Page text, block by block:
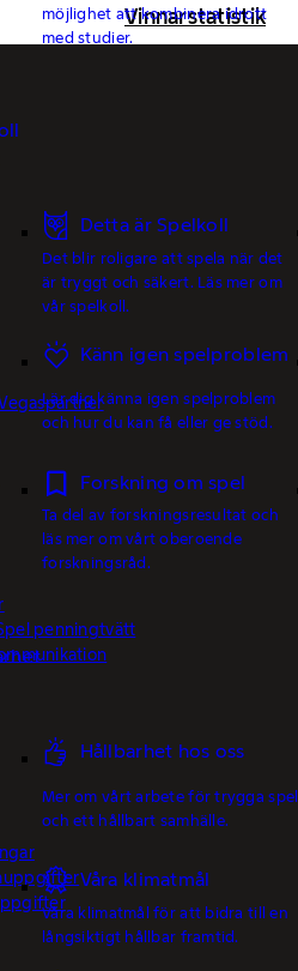
möjlighet att kombinera idrott
med studier.
Detta är Spelkoll
Det blir roligare att spela när det
är tryggt och säkert. Läs mer om
vår spelkoll.
Känn igen spelproblem
Lär dig känna igen spelproblem
och hur du kan få eller ge stöd.
Forskning om spel
Ta del av forskningsresultat och
läs mer om vårt oberoende
forskningsråd.
Hållbarhet hos oss
Mer om vårt arbete för trygga spel
och ett hållbart samhälle.
Våra klimatmål
Våra klimatmål för att bidra till en
långsiktigt hållbar framtid.
Vinnarstatistik
penningtvätt